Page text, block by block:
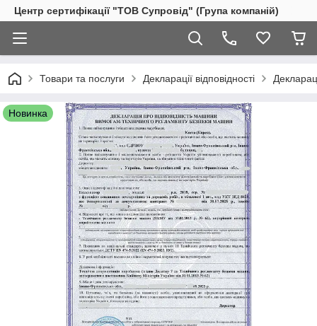
Центр сертифікації "ТОВ Супровід" (Група компаній)
Товари та послуги Декларації відповідності
Новинка